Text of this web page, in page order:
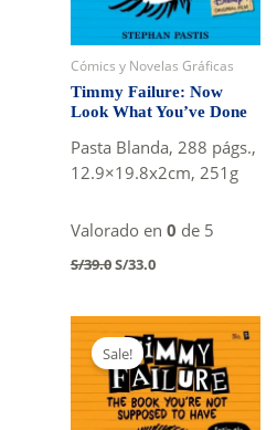
Cómics y Novelas Gráficas
Timmy Failure: Now
Look What You’ve Done
Pasta Blanda, 288 págs.,
12.9×19.8x2cm, 251g
Valorado en 0 de 5
S/39.0Original
S/39.0.
S/33.0Current
S/33.0.
Sale!